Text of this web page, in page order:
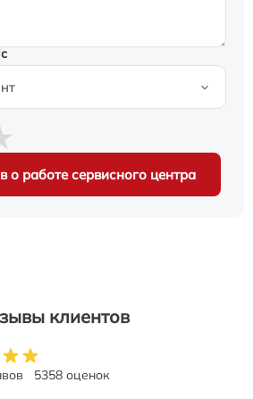
о работе сервисного центра
клиентов
5358 оценок